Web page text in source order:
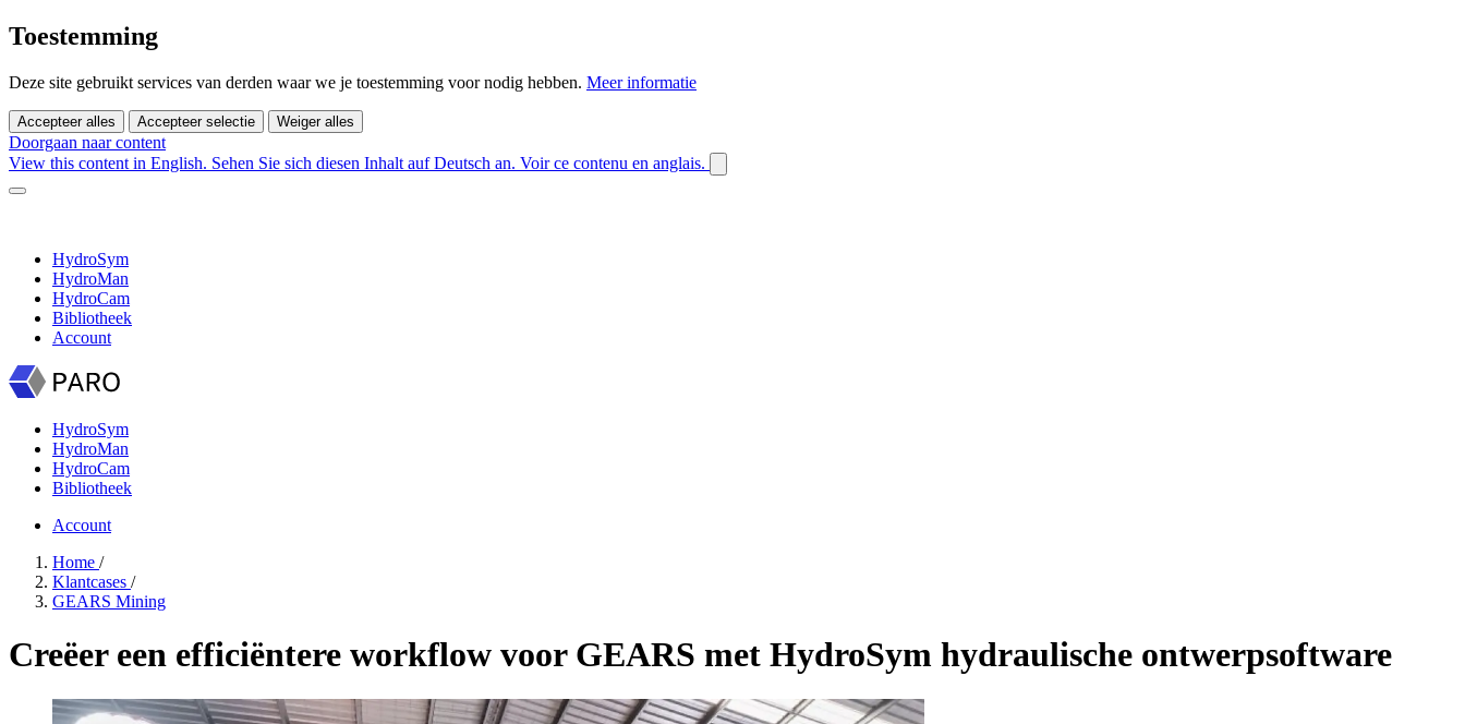
Toestemming
Deze site gebruikt services van derden waar we je toestemming voor nodig hebben. Meer informatie
Accepteer alles Accepteer selectie Weiger alles
Doorgaan naar content
View this content in English. Sehen Sie sich diesen Inhalt auf Deutsch an. Voir ce contenu en anglais.
HydroSym
HydroMan
HydroCam
Bibliotheek
Account
HydroSym
HydroMan
HydroCam
Bibliotheek
Account
Home /
Klantcases /
GEARS Mining
Creëer een efficiëntere workflow voor GEARS met HydroSym hydraulische ontwerpsoftware